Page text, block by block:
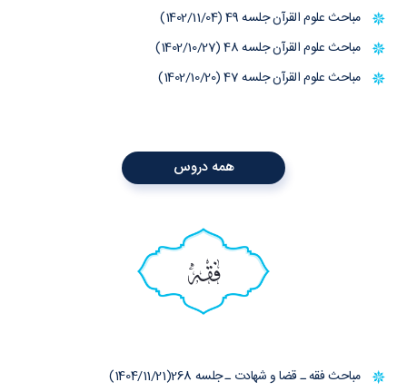
مباحث علوم القرآن جلسه 49 (1402/11/04)
مباحث علوم القرآن جلسه 48 (1402/10/27)
مباحث علوم القرآن جلسه 47 (1402/10/20)
همه دروس
فقه
مباحث فقه ـ قضا و شهادت ـ جلسه 268(1404/11/21)